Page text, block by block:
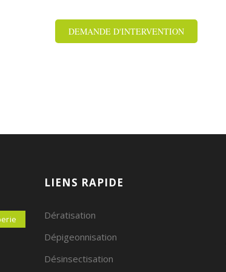
DEMANDE D'INTERVENTION
LIENS RAPIDE
Dératisation
Dépigeonnisation
Désinsectisation